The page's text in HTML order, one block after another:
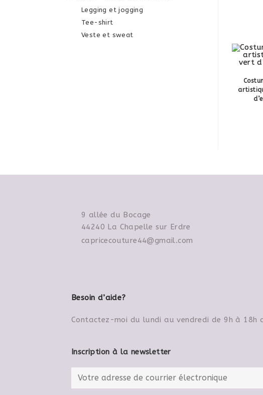
Legging et jogging
Tee-shirt
Veste et sweat
9 allée du Bocage
44240 La Chapelle sur Erdre
capricecouture44@gmail.com
Besoin d’aide?
Contactez-moi du lundi au vendredi de 9h à 18h
Inscription à la newsletter